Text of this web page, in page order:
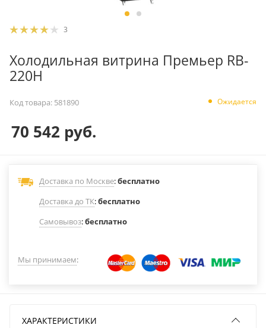
3
Холодильная витрина Премьер RB-
220H
Код товара: 581890 Ожидается
70 542 руб.
Доставка по Москве:бесплатно
Доставка до ТК:бесплатно
Самовывоз:бесплатно
Мы принимаем:
ХАРАКТЕРИСТИКИ